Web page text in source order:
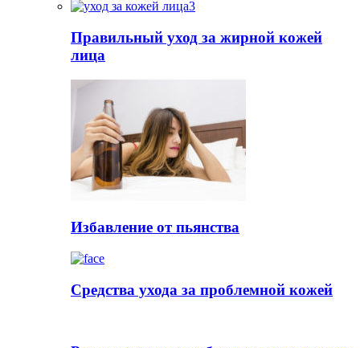
Правильный уход за жирной кожей
лица
Избавление от пьянства
Cредства ухода за проблемной кожей